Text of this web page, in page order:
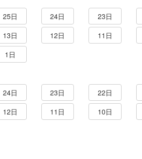
25日 24日 23日
13日 12日 11日
1日
24日 23日 22日
12日 11日 10日